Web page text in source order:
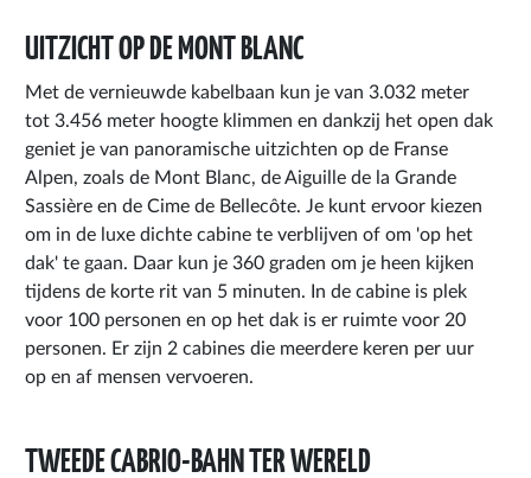
UITZICHT OP DE MONT BLANC
Met de vernieuwde kabelbaan kun je van 3.032 meter
tot 3.456 meter hoogte klimmen en dankzij het open dak
geniet je van panoramische uitzichten op de Franse
Alpen, zoals de Mont Blanc, de Aiguille de la Grande
Sassière en de Cime de Bellecôte. Je kunt ervoor kiezen
om in de luxe dichte cabine te verblijven of om 'op het
dak' te gaan. Daar kun je 360 graden om je heen kijken
tijdens de korte rit van 5 minuten. In de cabine is plek
voor 100 personen en op het dak is er ruimte voor 20
personen. Er zijn 2 cabines die meerdere keren per uur
op en af mensen vervoeren.
TWEEDE CABRIO-BAHN TER WERELD